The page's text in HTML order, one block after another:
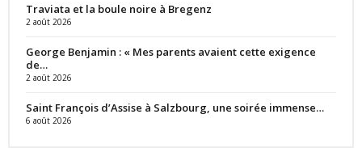
Traviata et la boule noire à Bregenz
2 août 2026
George Benjamin : « Mes parents avaient cette exigence
de…
2 août 2026
Saint François d’Assise à Salzbourg, une soirée immense…
6 août 2026